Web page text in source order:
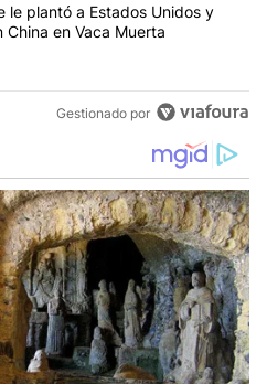
título "La empresa que se le
le plantó a Estados Unidos y
en Vaca Muerta
Gestionado por